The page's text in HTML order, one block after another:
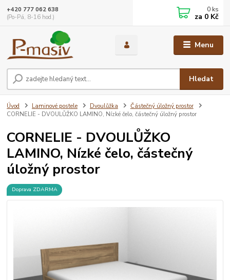
Menu
Hledat
+420 777 062 638
(Po-Pá, 8-16 hod.)
0 ks
za 0 Kč
Úvod Laminové postele Dvoulůžka
Částečný úložný prostor
CORNELIE - DVOULŮŽKO LAMINO, Nízké čelo, částečný úložný prostor
CORNELIE - DVOULŮŽKO
LAMINO, Nízké čelo, částečný
úložný prostor
Doprava ZDARMA